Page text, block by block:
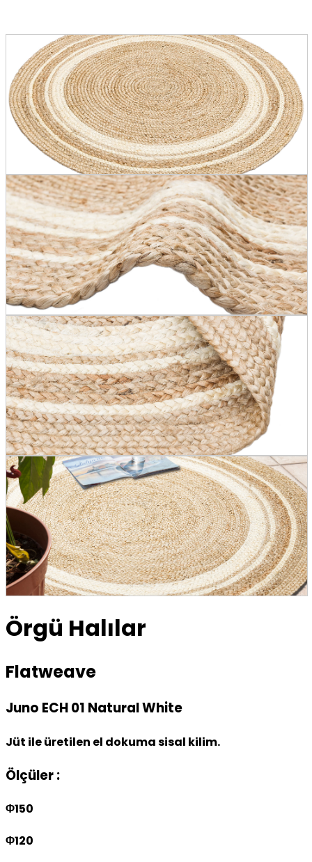
Örgü Halılar
Flatweave
Juno ECH 01 Natural White
Jüt ile üretilen el dokuma sisal kilim.
Ölçüler :
Φ150
Φ120